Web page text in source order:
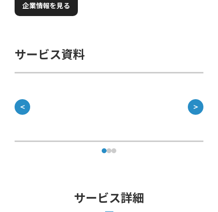
企業情報を見る
サービス資料
＜ ＞
サービス詳細